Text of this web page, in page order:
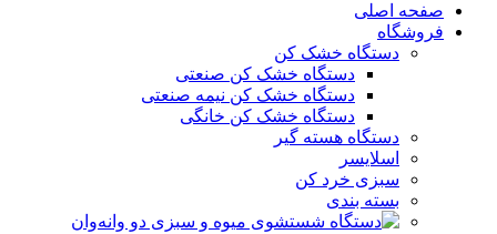
صفحه اصلی
فروشگاه
دستگاه خشک کن
دستگاه خشک کن صنعتی
دستگاه خشک کن نیمه صنعتی
دستگاه خشک کن خانگی
دستگاه هسته گیر
اسلایسر
سبزی خرد کن
بسته بندی
وان